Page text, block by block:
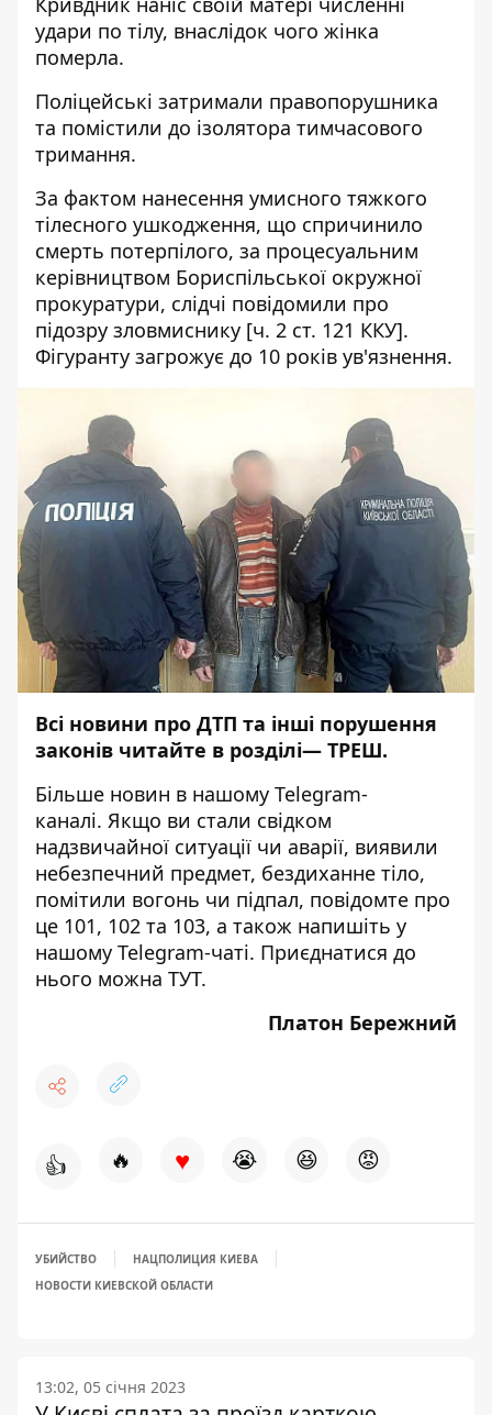
удари по тілу, внаслідок чого жінка
померла.
Поліцейські затримали правопорушника
та помістили до ізолятора тимчасового
тримання.
За фактом нанесення умисного тяжкого
тілесного ушкодження, що спричинило
смерть потерпілого, за процесуальним
керівництвом Бориспільської окружної
прокуратури, слідчі повідомили про
підозру зловмиснику [ч. 2 ст. 121 ККУ].
Фігуранту загрожує до 10 років ув'язнення.
Всі новини про ДТП та інші порушення
законів читайте в розділі— ТРЕШ.
Більше новин в нашому Telegram-
каналі. Якщо ви стали свідком
надзвичайної ситуації чи аварії, виявили
небезпечний предмет, бездиханне тіло,
помітили вогонь чи підпал, повідомте про
це 101, 102 та 103, а також напишіть у
нашому Telegram-чаті. Приєднатися до
нього можна ТУТ.
Платон Бережний
👍 🔥 ♥ 😭 😆 😡
УБИЙСТВО
НАЦПОЛИЦИЯ КИЕВА
НОВОСТИ КИЕВСКОЙ ОБЛАСТИ
13:02, 05 січня 2023